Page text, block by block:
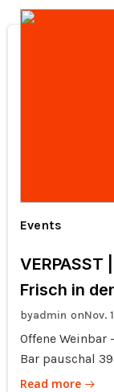
Events
VERPASST
Frisch in
byadmin onNov. 1
Offene
Bar pauschal
Read more